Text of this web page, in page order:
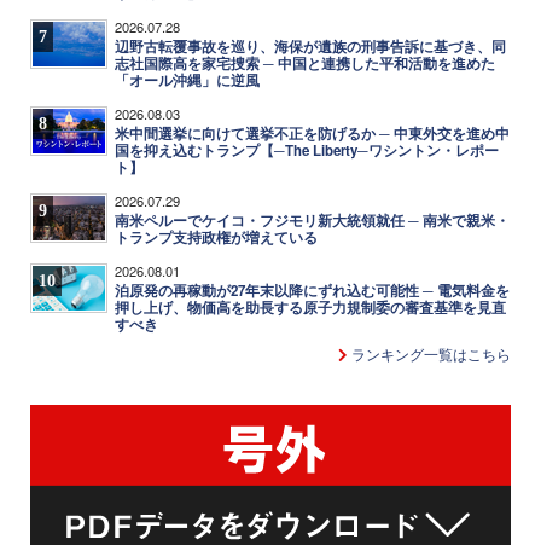
7 2026.07.28
辺野古転覆事故を巡り、海保が遺族の刑事告訴に基づき、同
志社国際高を家宅捜索 ─ 中国と連携した平和活動を進めた
「オール沖縄」に逆風
8 2026.08.03
米中間選挙に向けて選挙不正を防げるか ─ 中東外交を進め中
国を抑え込むトランプ【─The Liberty─ワシントン・レポー
ト】
9 2026.07.29
南米ペルーでケイコ・フジモリ新大統領就任 ─ 南米で親米・
トランプ支持政権が増えている
10 2026.08.01
泊原発の再稼動が27年末以降にずれ込む可能性 ─ 電気料金を
押し上げ、物価高を助長する原子力規制委の審査基準を見直
すべき
ランキング一覧はこちら